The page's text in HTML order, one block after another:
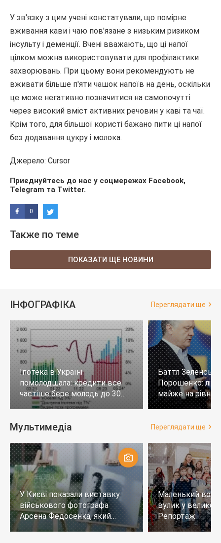
У зв'язку з цим учені констатували, що помірне
вживання кави і чаю пов'язане з низьким ризиком
інсульту і деменції. Вчені вважають, що ці напої
цілком можна використовувати для профілактики
захворювань. При цьому вони рекомендують не
вживати більше п'яти чашок напоїв на день, оскільки
це може негативно позначитися на самопочутті
через високий вміст активних речовин у каві та чаї.
Крім того, для більшої користі бажано пити ці напої
без додавання цукру і молока.
Джерело: Cursor
Приєднуйтесь до нас у соцмережах Facebook,
Telegram та Twitter.
0
Также по теме
ПОКАЗАТИ ЩЕ НОВИНИ
ІНФОГРАФІКА Переглядати ще
Іпотека в Україні
помолодшала: кредити все
частіше бере молодь до 30
років
Баттл
Порошенко:
майже на
тих, хто не
Мультимедіа Переглядати ще
У Києві показали виставку
військового фотографа
Арсена Федосенка, який
загинув на війні
Маленький
вулик у
Репортаж